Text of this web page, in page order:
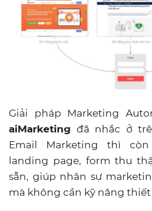
Giải pháp Marketing
aiMarketing đã nhắc ở
Email Marketing thì
landing page, form thu
sẵn, giúp nhân sự
mà không cần kỹ năng thiết